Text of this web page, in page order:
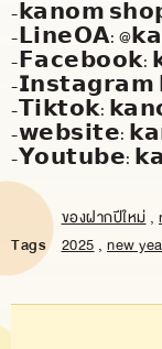
-𝗸𝗮𝗻𝗼𝗺
-𝗟𝗶𝗻𝗲𝗢𝗔:
-𝗙𝗮𝗰𝗲𝗯𝗼𝗼𝗸:
-𝗜𝗻𝘀𝘁𝗮𝗴𝗿𝗮𝗺
-𝗧𝗶𝗸𝘁𝗼𝗸:
-𝘄𝗲𝗯𝘀𝗶𝘁𝗲:
-𝗬𝗼𝘂𝘁𝘂𝗯𝗲:
Tags
ของฝากปีใหม่ ,
2025 , new